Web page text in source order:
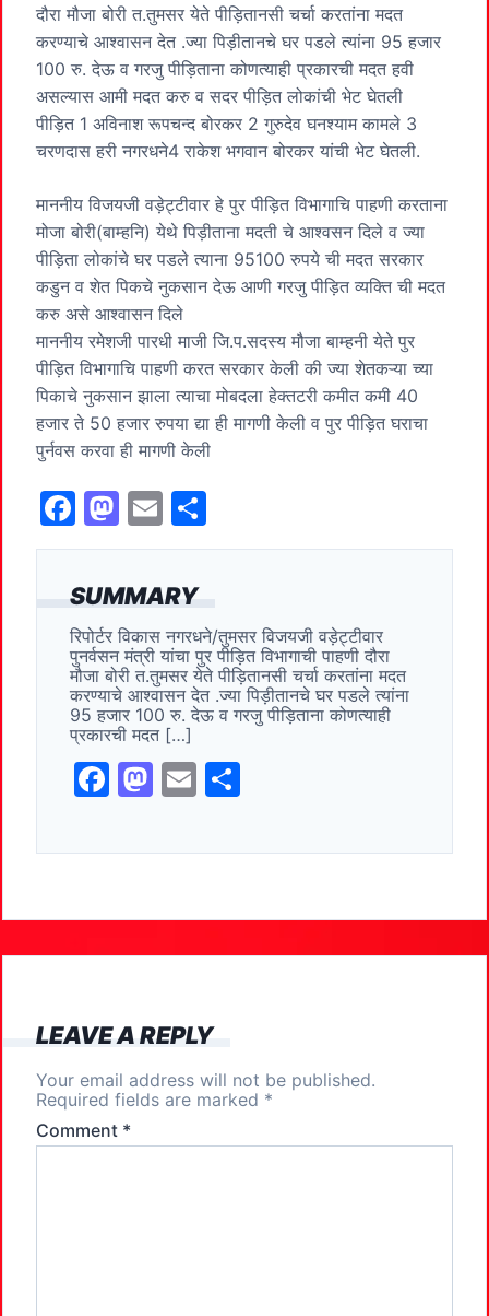
SUMMARY
रिपोर्टर विकास नगरधने/तुमसर विजयजी वड़ेट्टीवार
पुनर्वसन मंत्री यांचा पुर पीड़ित विभागाची पाहणी दौरा
मौजा बोरी त.तुमसर येते पीड़ितानसी चर्चा करतांना मदत
करण्याचे आश्वासन देत .ज्या पिड़ीतानचे घर पडले त्यांना
95 हजार 100 रु. देऊ व गरजु पीड़िताना कोणत्याही
प्रकारची मदत […]
F
c
b
o
k
M
st
d
o
E
ai ar
दौरा मौजा बोरी त.तुमसर येते पीड़ितानसी चर्चा करतांना मदत
करण्याचे आश्वासन देत .ज्या पिड़ीतानचे घर पडले त्यांना 95 हजार
100 रु. देऊ व गरजु पीड़िताना कोणत्याही प्रकारची मदत हवी
असल्यास आमी मदत करु व सदर पीड़ित लोकांची भेट घेतली
पीड़ित 1 अविनाश रूपचन्द बोरकर 2 गुरुदेव घनश्याम कामले 3
चरणदास हरी नगरधने4 राकेश भगवान बोरकर यांची भेट घेतली.
माननीय विजयजी वड़ेट्टीवार हे पुर पीड़ित विभागाचि पाहणी करताना
मोजा बोरी(बाम्हनि) येथे पिड़ीताना मदती चे आश्वसन दिले व ज्या
पीड़िता लोकांचे घर पडले त्याना 95100 रुपये ची मदत सरकार
कडुन व शेत पिकचे नुकसान देऊ आणी गरजु पीड़ित व्यक्ति ची मदत
करु असे आश्वासन दिले
माननीय रमेशजी पारधी माजी जि.प.सदस्य मौजा बाम्हनी येते पुर
पीड़ित विभागाचि पाहणी करत सरकार केली की ज्या शेतकऱ्या च्या
पिकाचे नुकसान झाला त्याचा मोबदला हेक्तटरी कमीत कमी 40
हजार ते 50 हजार रुपया द्या ही मागणी केली व पुर पीड़ित घराचा
पुर्नवस करवा ही मागणी केली
F
a
c
e
b
o
o
k
M
a
st
o
d
o
n
E
m
ai
l
h
LEAVE A REPLY
Your email address will not be published.
Required fields are marked *
Comment *